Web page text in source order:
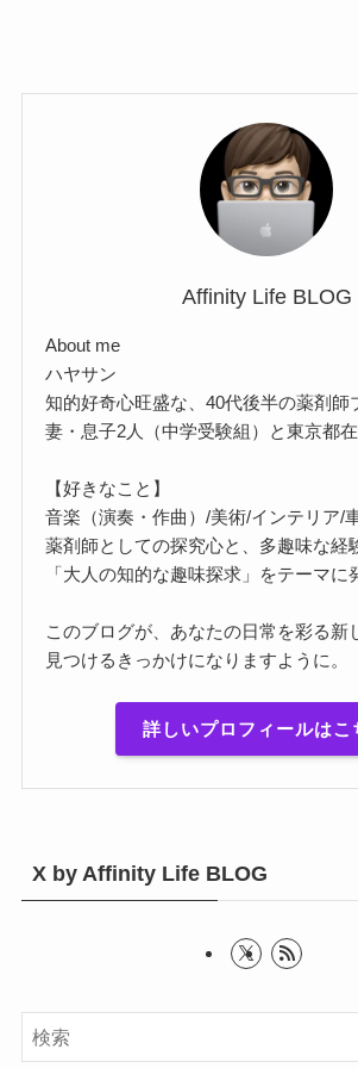
Affinity Life BLOG
About me
ハヤサン
知的好奇心旺盛な、40代後半の薬剤師
妻・息子2人（中学受験組）と東京都在
【好きなこと】
音楽（演奏・作曲）/美術/インテリア/
薬剤師としての探究心と、多趣味な経
「大人の知的な趣味探求」をテーマに
このブログが、あなたの日常を彩る新
見つけるきっかけになりますように。
詳しいプロフィールはこ
X by Affinity Life BLOG